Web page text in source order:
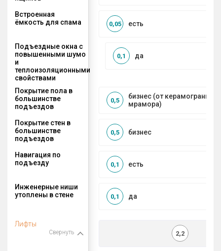
Встроенная
ёмкость для спама
есть
0,05
Подъездные окна с
повышенными шумо
и
теплоизоляционными
свойствами
да
0,1
Покрытие пола в
большинстве
подъездов
бизнес (от керамогранита
мрамора)
0,5
Покрытие стен в
большинстве
подъездов
бизнес
0,5
Навигация по
подъезду
есть
0,1
Инженерные ниши
утоплены в стене
да
0,1
Лифты
Свернуть 2,2